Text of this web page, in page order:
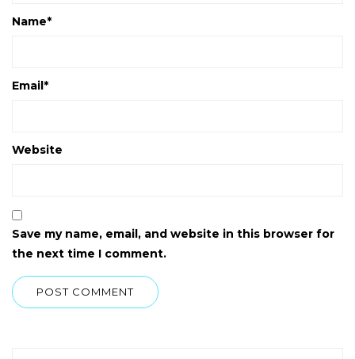
Name*
Email*
Website
Save my name, email, and website in this browser for
the next time I comment.